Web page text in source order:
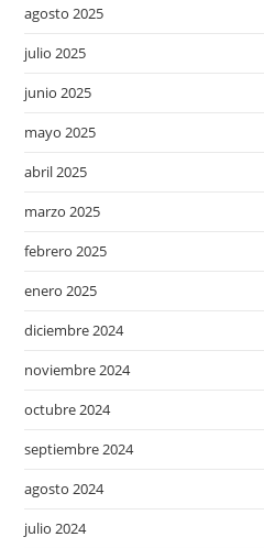
agosto 2025
julio 2025
junio 2025
mayo 2025
abril 2025
marzo 2025
febrero 2025
enero 2025
diciembre 2024
noviembre 2024
octubre 2024
septiembre 2024
agosto 2024
julio 2024